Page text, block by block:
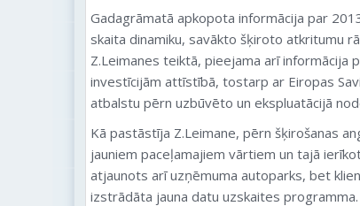
Gadagrāmatā apkopota informācija par
skaita dinamiku, savākto šķiroto atkritumu
Z.Leimanes teiktā, pieejama arī informācija
investīcijām attīstībā, tostarp ar Eiropas
atbalstu pērn uzbūvēto un ekspluatācijā
Kā pastāstīja Z.Leimane, pērn šķirošanas
jauniem paceļamajiem vārtiem un tajā
atjaunots arī uzņēmuma autoparks, bet
izstrādāta jauna datu uzskaites